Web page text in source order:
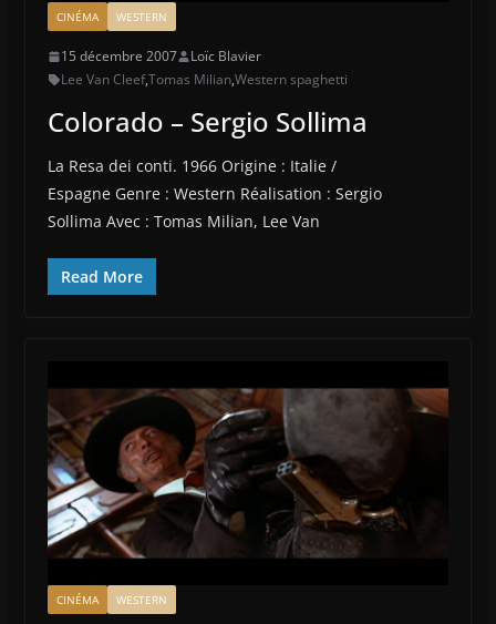
CINÉMA WESTERN
15 décembre 2007
Loïc Blavier
Lee Van Cleef,Tomas Milian,Western spaghetti
Colorado – Sergio Sollima
La Resa dei conti. 1966 Origine : Italie /
Espagne Genre : Western Réalisation : Sergio
Sollima Avec : Tomas Milian, Lee Van
Read More
CINÉMA WESTERN